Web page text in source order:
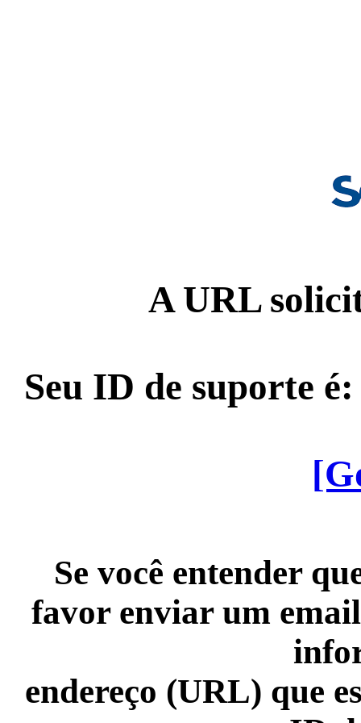
A URL
Seu ID de suporte
Se você entender
favor enviar um
endereço (URL) que